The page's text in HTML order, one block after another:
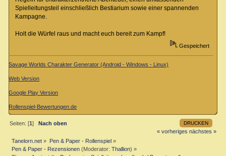
Spielleitungsteil einschließlich Bestiarium sowie einer spannenden
Kampagne.
Holt die Würfel raus und macht euch bereit zum Kampf!
Gespeichert
Savage Worlds Charakter Generator (Android - Windows - Linux)
Web Version
Google Play Version
Rollenspiel-Bewertungen.de
DRUCKEN
Seiten: [1]
Nach oben
« vorheriges nächstes »
Tanelorn.net » Pen & Paper - Rollenspiel»
Pen & Paper - Rezensionen (Moderator:Thallion) »